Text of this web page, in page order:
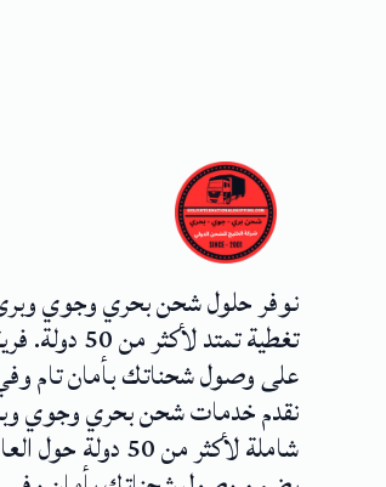
نوفر حلول شحن بحري وجوي
تغطية تمتد
على وصول شحناتك بأمان تام
نقدم خدمات شحن بحري وجوي
شاملة لأكثر من 50